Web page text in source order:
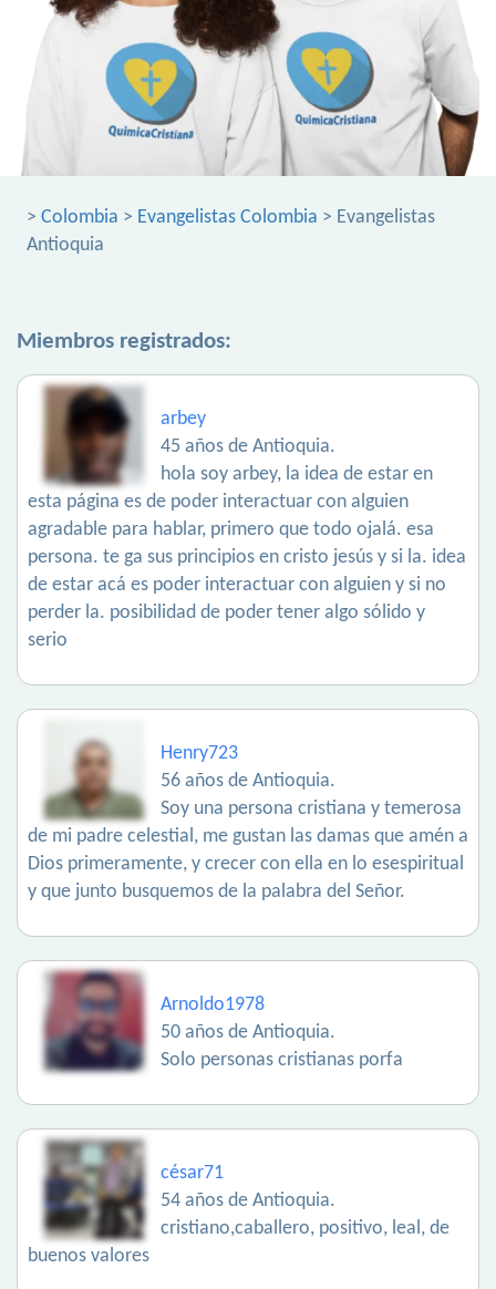
> Colombia > Evangelistas Colombia > Evangelistas
Antioquia
Miembros registrados:
arbey
45 años de Antioquia.
hola soy arbey, la idea de estar en
esta página es de poder interactuar con alguien
agradable para hablar, primero que todo ojalá. esa
persona. te ga sus principios en cristo jesús y si la. idea
de estar acá es poder interactuar con alguien y si no
perder la. posibilidad de poder tener algo sólido y
serio
Henry723
56 años de Antioquia.
Soy una persona cristiana y temerosa
de mi padre celestial, me gustan las damas que amén a
Dios primeramente, y crecer con ella en lo esespiritual
y que junto busquemos de la palabra del Señor.
Arnoldo1978
50 años de Antioquia.
Solo personas cristianas porfa
césar71
54 años de Antioquia.
cristiano,caballero, positivo, leal, de
buenos valores